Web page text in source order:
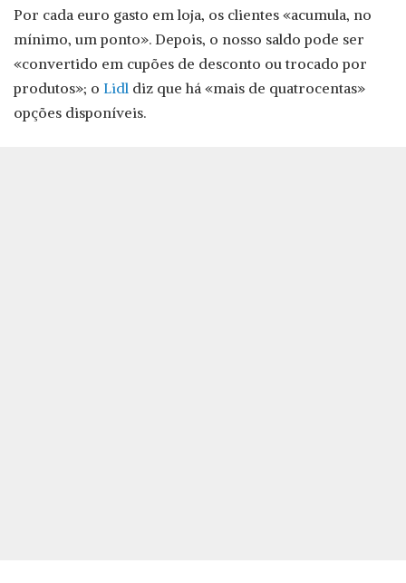
Por cada euro gasto em loja, os clientes «acumula, no
mínimo, um ponto». Depois, o nosso saldo pode ser
«convertido em cupões de desconto ou trocado por
produtos»; o Lidl diz que há «mais de quatrocentas»
opções disponíveis.